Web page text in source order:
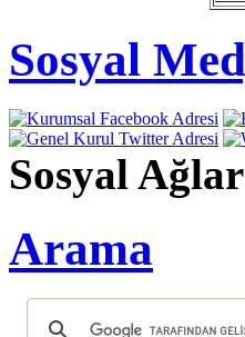
Sosyal
Sosyal
Arama